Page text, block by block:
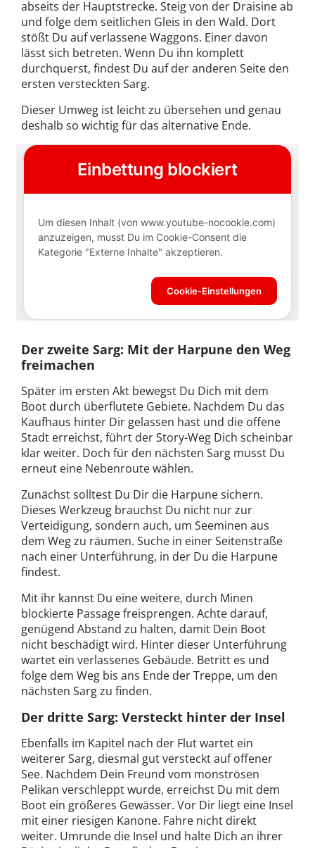
abseits der Hauptstrecke. Steig von der Draisine ab
und folge dem seitlichen Gleis in den Wald. Dort
stößt Du auf verlassene Waggons. Einer davon
lässt sich betreten. Wenn Du ihn komplett
durchquerst, findest Du auf der anderen Seite den
ersten versteckten Sarg.
Dieser Umweg ist leicht zu übersehen und genau
deshalb so wichtig für das alternative Ende.
Der zweite Sarg: Mit der Harpune den Weg
freimachen
Später im ersten Akt bewegst Du Dich mit dem
Boot durch überflutete Gebiete. Nachdem Du das
Kaufhaus hinter Dir gelassen hast und die offene
Stadt erreichst, führt der Story-Weg Dich scheinbar
klar weiter. Doch für den nächsten Sarg musst Du
erneut eine Nebenroute wählen.
Zunächst solltest Du Dir die Harpune sichern.
Dieses Werkzeug brauchst Du nicht nur zur
Verteidigung, sondern auch, um Seeminen aus
dem Weg zu räumen. Suche in einer Seitenstraße
nach einer Unterführung, in der Du die Harpune
findest.
Mit ihr kannst Du eine weitere, durch Minen
blockierte Passage freisprengen. Achte darauf,
genügend Abstand zu halten, damit Dein Boot
nicht beschädigt wird. Hinter dieser Unterführung
wartet ein verlassenes Gebäude. Betritt es und
folge dem Weg bis ans Ende der Treppe, um den
nächsten Sarg zu finden.
Der dritte Sarg: Versteckt hinter der Insel
Ebenfalls im Kapitel nach der Flut wartet ein
weiterer Sarg, diesmal gut versteckt auf offener
See. Nachdem Dein Freund vom monströsen
Pelikan verschleppt wurde, erreichst Du mit dem
Boot ein größeres Gewässer. Vor Dir liegt eine Insel
mit einer riesigen Kanone. Fahre nicht direkt
weiter. Umrunde die Insel und halte Dich an ihrer